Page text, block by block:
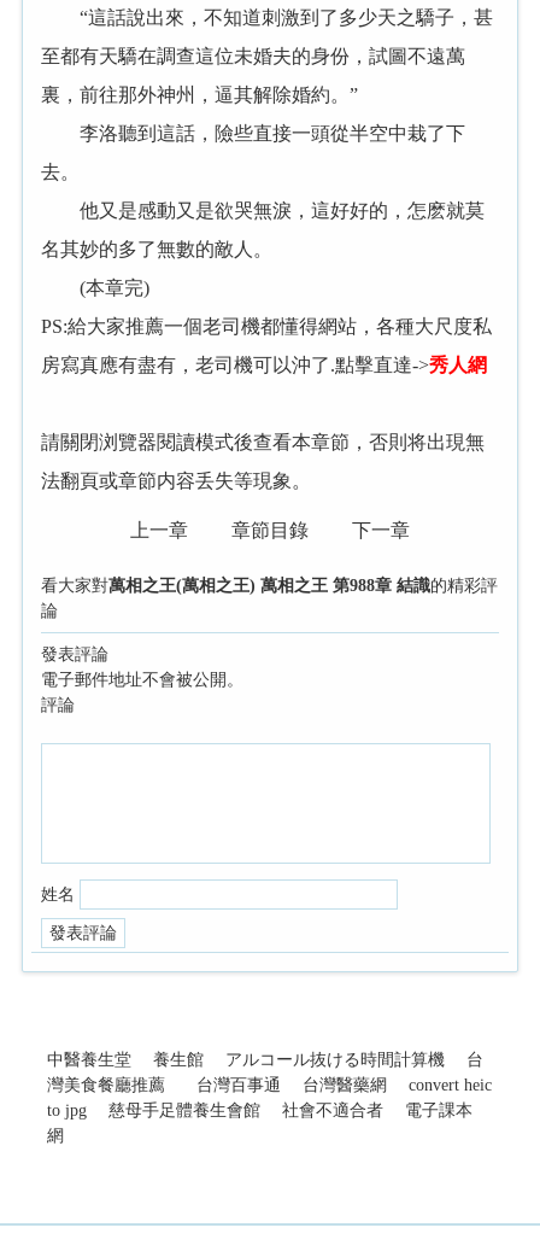
“這話說出來，不知道刺激到了多少天之驕子，甚
至都有天驕在調查這位未婚夫的身份，試圖不遠萬
裏，前往那外神州，逼其解除婚約。”
李洛聽到這話，險些直接一頭從半空中栽了下
去。
他又是感動又是欲哭無淚，這好好的，怎麽就莫
名其妙的多了無數的敵人。
(本章完)
PS:給大家推薦一個老司機都懂得網站，各種大尺度私
房寫真應有盡有，老司機可以沖了.點擊直達->秀人網
請關閉浏覽器閱讀模式後查看本章節，否則将出現無
法翻頁或章節内容丢失等現象。
上一章 章節目錄 下一章
看大家對萬相之王(萬相之王) 萬相之王 第988章 結識的精彩評
論
發表評論
電子郵件地址不會被公開。
評論
姓名
中醫養生堂 養生館 アルコール抜ける時間計算機
台
灣美食餐廳推薦
台灣百事通 台灣醫藥網
convert heic
to jpg
慈母手足體養生會館 社會不適合者
電子課本
網